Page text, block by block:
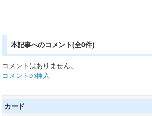
本記事へのコメント(全0件)
コメントはありません。
コメントの挿入
カード